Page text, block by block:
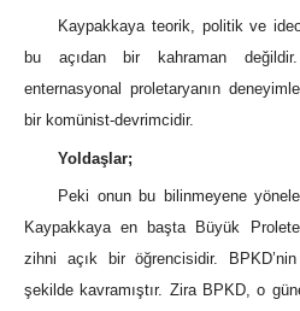
Kaypakkaya teorik, politik ve
bu açıdan bir kahraman
enternasyonal proletaryanın
bir komünist-devrimcidir.
Yoldaşlar;
Peki onun bu bilinmeyene
Kaypakkaya en başta Büyük
zihni açık bir öğrencisidir.
şekilde kavramıştır. Zira BPKD, o